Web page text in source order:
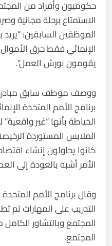
حكوميون وأفراد من
الاستمتاع برحلة مجانية
الموظفين السابقين: “يريد
الإنمائي فقط حرق
يقومون بورش العمل”.
ووصف موظف سابق
برنامج الأمم المتحدة
الخياطة بأنها “غير
الملابس المستوردة
كانوا يحاولون إنشاء
الأمر أشبه بالعودة إلى
وقال برنامج الأمم
التدريب على المهارات تم
المجتمع وبالتشاور
المجتمع.